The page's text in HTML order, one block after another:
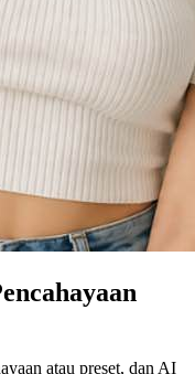
atau preset, dan AI